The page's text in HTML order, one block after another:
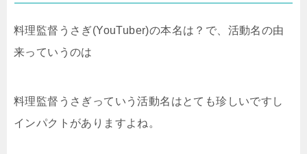
料理監督うさぎ(YouTuber)の本名は？で、活動名の由
来っていうのは
料理監督うさぎっていう活動名はとても珍しいですし
インパクトがありますよね。